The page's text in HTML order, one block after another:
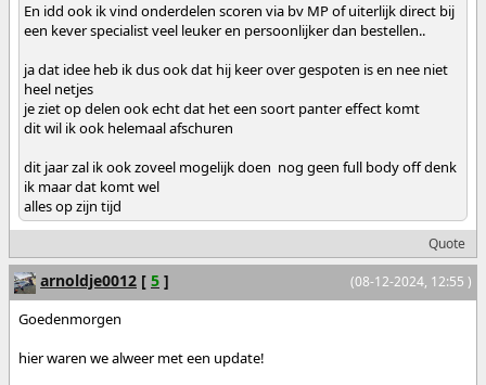
En idd ook ik vind onderdelen scoren via bv MP of uiterlijk direct bij
een kever specialist veel leuker en persoonlijker dan bestellen..
ja dat idee heb ik dus ook dat hij keer over gespoten is en nee niet
heel netjes
je ziet op delen ook echt dat het een soort panter effect komt
dit wil ik ook helemaal afschuren
dit jaar zal ik ook zoveel mogelijk doen nog geen full body off denk
ik maar dat komt wel
alles op zijn tijd
Quote
(08-12-2024, 12:55 )
arnoldje0012 [ 5 ]
Goedenmorgen
hier waren we alweer met een update!